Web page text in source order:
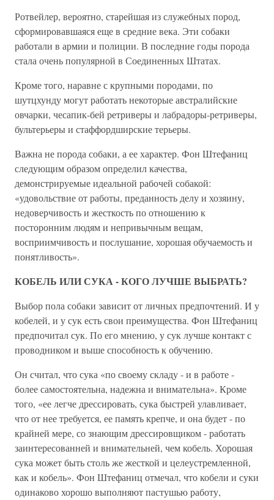
Ротвейлер, вероятно, старейшая из служебных пород,
сформировавшаяся еще в средние века. Эти собаки
работали в армии и полиции. В последние годы порода
стала очень популярной в Соединенных Штатах.
Кроме того, наравне с крупными породами, по
шутцхунду могут работать некоторые австралийские
овчарки, чесапик-бей ретриверы и лабрадоры-ретриверы,
бультерьеры и стаффордширские терьеры.
Важна не порода собаки, а ее характер. Фон Штефаниц
следующим образом определил качества,
демонстрируемые идеальной рабочей собакой:
«удовольствие от работы, преданность делу и хозяину,
недоверчивость и жесткость по отношению к
посторонним людям и непривычным вещам,
восприимчивость и послушание, хорошая обучаемость и
понятливость».
КОБЕЛЬ ИЛИ СУКА - КОГО ЛУЧШЕ ВЫБРАТЬ?
Выбор пола собаки зависит от личных предпочтений. И у
кобелей, и у сук есть свои преимущества. Фон Штефаниц
предпочитал сук. По его мнению, у сук лучше контакт с
проводником и выше способность к обучению.
Он считал, что сука «по своему складу - и в работе -
более самостоятельна, надежна и внимательна». Кроме
того, «ее легче дрессировать, сука быстрей улавливает,
что от нее требуется, ее память крепче, и она будет - по
крайней мере, со знающим дрессировщиком - работать
заинтересованней и внимательней, чем кобель. Хорошая
сука может быть столь же жесткой и целеустремленной,
как и кобель». Фон Штефаниц отмечал, что кобели и суки
одинаково хорошо выполняют пастушью работу,